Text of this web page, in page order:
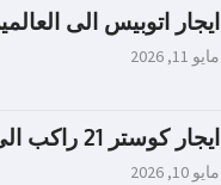
ايجار اتوبيس الى
مايو 11, 2026
ايجار كوستر 21 راكب الى بورسعيد
مايو 10, 2026